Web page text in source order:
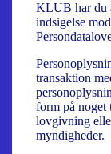
KLUB har du
indsigelse
transaktion
form på noget
lovgivning
myndigheder.